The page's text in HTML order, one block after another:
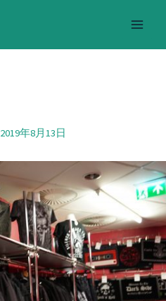
2019年8月13日